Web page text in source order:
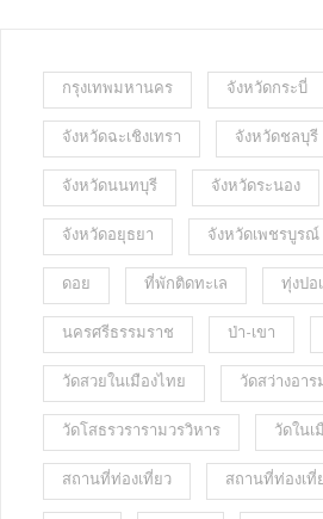
กรุงเทพมหานคร จังหวัดกระบี่
จังหวัดฉะเชิงเทรา จังหวัดชลบุรี
จังหวัดนนทบุรี จังหวัดระนอง
จังหวัดอยุธยา จังหวัดเพชรบูรณ์
ดอย ที่พักติดทะเล ทุ่งปอ
นครศรีธรรมราช ป่า-เขา
วัดสวยในเมืองไทย วัดสว่างอา
วัดโสธรวรารามวรวิหาร วัดในเ
สถานที่ท่องเที่ยว สถานที่ท่องเ